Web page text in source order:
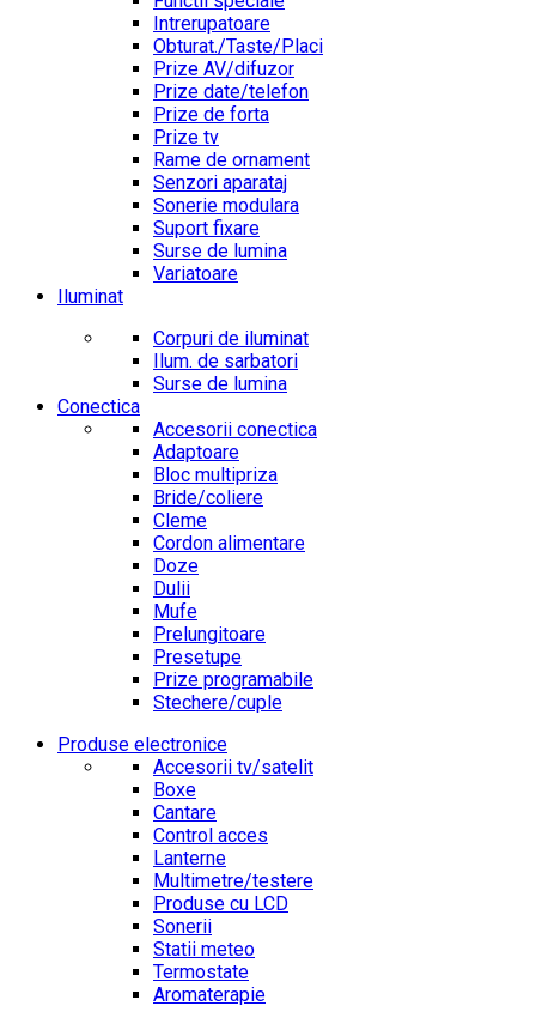
Intrerupatoare
Obturat./Taste/Placi
Prize AV/difuzor
Prize date/telefon
Prize de forta
Prize tv
Rame de ornament
Senzori aparataj
Sonerie modulara
Suport fixare
Surse de lumina
Variatoare
Iluminat
Corpuri de iluminat
Ilum. de sarbatori
Surse de lumina
Conectica
Accesorii conectica
Adaptoare
Bloc multipriza
Bride/coliere
Cleme
Cordon alimentare
Doze
Dulii
Mufe
Prelungitoare
Presetupe
Prize programabile
Stechere/cuple
Produse electronice
Accesorii tv/satelit
Boxe
Cantare
Control acces
Lanterne
Multimetre/testere
Produse cu LCD
Sonerii
Statii meteo
Termostate
Aromaterapie